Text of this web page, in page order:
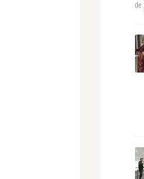
de